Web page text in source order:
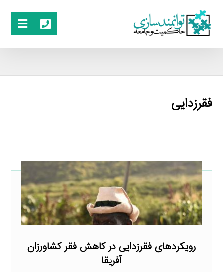
فقرزدایی
رویکردهای فقرزدایی در کاهش فقر کشاورزان
آفریقا